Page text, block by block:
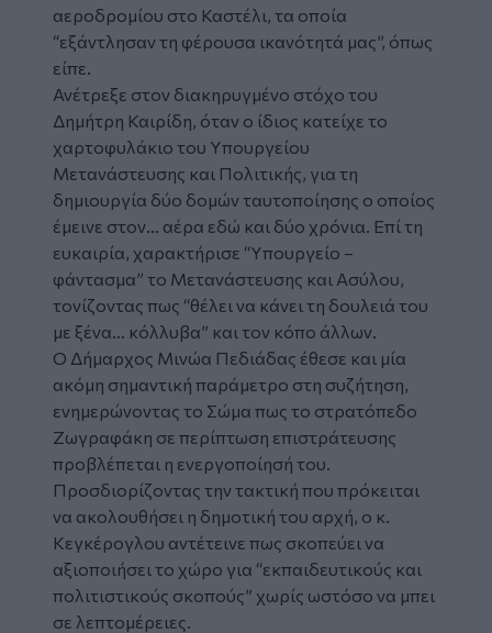
αεροδρομίου στο Καστέλι, τα οποία
“εξάντλησαν τη φέρουσα ικανότητά μας”, όπως
είπε.
Ανέτρεξε στον διακηρυγμένο στόχο του
Δημήτρη Καιρίδη, όταν ο ίδιος κατείχε το
χαρτοφυλάκιο του Υπουργείου
Μετανάστευσης και Πολιτικής, για τη
δημιουργία δύο δομών ταυτοποίησης ο οποίος
έμεινε στον… αέρα εδώ και δύο χρόνια. Επί τη
ευκαιρία, χαρακτήρισε “Υπουργείο –
φάντασμα” το Μετανάστευσης και Ασύλου,
τονίζοντας πως “θέλει να κάνει τη δουλειά του
με ξένα… κόλλυβα” και τον κόπο άλλων.
Ο Δήμαρχος Μινώα Πεδιάδας έθεσε και μία
ακόμη σημαντική παράμετρο στη συζήτηση,
ενημερώνοντας το Σώμα πως το στρατόπεδο
Ζωγραφάκη σε περίπτωση επιστράτευσης
προβλέπεται η ενεργοποίησή του.
Προσδιορίζοντας την τακτική που πρόκειται
να ακολουθήσει η δημοτική του αρχή, ο κ.
Κεγκέρογλου αντέτεινε πως σκοπεύει να
αξιοποιήσει το χώρο για “εκπαιδευτικούς και
πολιτιστικούς σκοπούς” χωρίς ωστόσο να μπει
σε λεπτομέρειες.